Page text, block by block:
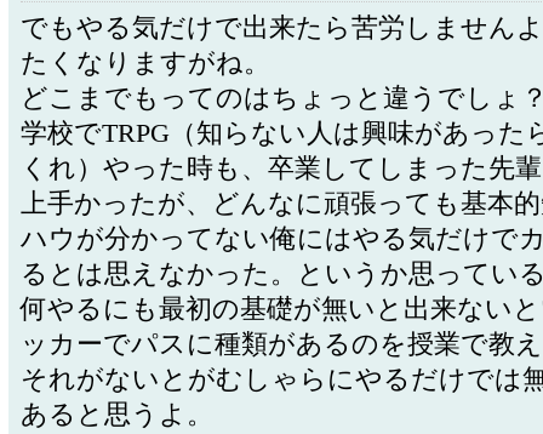
でもやる気だけで出来たら苦労しません
たくなりますがね。
どこまでもってのはちょっと違うでしょ
学校でTRPG（知らない人は興味があった
くれ）やった時も、卒業してしまった先
上手かったが、どんなに頑張っても基本
ハウが分かってない俺にはやる気だけで
るとは思えなかった。というか思ってい
何やるにも最初の基礎が無いと出来ない
ッカーでパスに種類があるのを授業で教
それがないとがむしゃらにやるだけでは
あると思うよ。